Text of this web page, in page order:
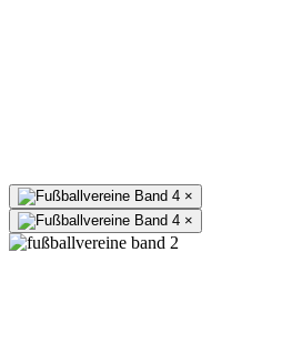
×
×